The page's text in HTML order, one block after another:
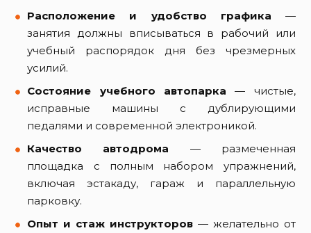
Расположение и удобство графика —
занятия должны вписываться в рабочий или
учебный распорядок дня без чрезмерных
усилий.
Состояние учебного автопарка — чистые,
исправные машины с дублирующими
педалями и современной электроникой.
Качество автодрома — размеченная
площадка с полным набором упражнений,
включая эстакаду, гараж и параллельную
парковку.
Опыт и стаж инструкторов — желательно от